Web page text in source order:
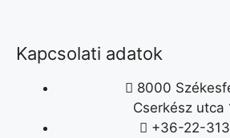
Kapcsolati adatok
8000
Cserkész utca
+36-22-